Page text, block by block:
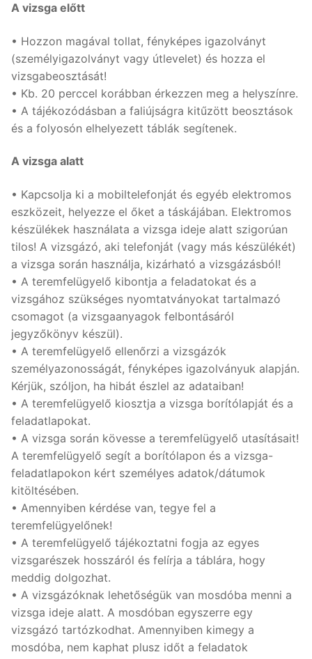
A vizsga előtt
• Hozzon magával tollat, fényképes igazolványt
(személyigazolványt vagy útlevelet) és hozza el
vizsgabeosztását!
• Kb. 20 perccel korábban érkezzen meg a helyszínre.
• A tájékozódásban a faliújságra kitűzött beosztások
és a folyosón elhelyezett táblák segítenek.
A vizsga alatt
• Kapcsolja ki a mobiltelefonját és egyéb elektromos
eszközeit, helyezze el őket a táskájában. Elektromos
készülékek használata a vizsga ideje alatt szigorúan
tilos! A vizsgázó, aki telefonját (vagy más készülékét)
a vizsga során használja, kizárható a vizsgázásból!
• A teremfelügyelő kibontja a feladatokat és a
vizsgához szükséges nyomtatványokat tartalmazó
csomagot (a vizsgaanyagok felbontásáról
jegyzőkönyv készül).
• A teremfelügyelő ellenőrzi a vizsgázók
személyazonosságát, fényképes igazolványuk alapján.
Kérjük, szóljon, ha hibát észlel az adataiban!
• A teremfelügyelő kiosztja a vizsga borítólapját és a
feladatlapokat.
• A vizsga során kövesse a teremfelügyelő utasításait!
A teremfelügyelő segít a borítólapon és a vizsga-
feladatlapokon kért személyes adatok/dátumok
kitöltésében.
• Amennyiben kérdése van, tegye fel a
teremfelügyelőnek!
• A teremfelügyelő tájékoztatni fogja az egyes
vizsgarészek hosszáról és felírja a táblára, hogy
meddig dolgozhat.
• A vizsgázóknak lehetőségük van mosdóba menni a
vizsga ideje alatt. A mosdóban egyszerre egy
vizsgázó tartózkodhat. Amennyiben kimegy a
mosdóba, nem kaphat plusz időt a feladatok